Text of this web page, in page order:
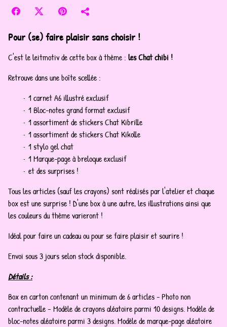
Pour (se) faire plaisir sans choisir !
C'est le leitmotiv de cette box à thème : les Chat chibi !
Retrouve dans une boîte scellée :
1 carnet A6 illustré exclusif
1 Bloc-notes grand format exclusif
1 assortiment de stickers Chat Kibrille
1 assortiment de stickers Chat Kikolle
1 stylo gel chat
1 Marque-page à breloque exclusif
et des surprises !
Tous les articles (sauf les crayons) sont réalisés par l'atelier et chaque
box est une surprise ! D'une box à une autre, les illustrations ainsi que
les couleurs du thème varieront !
Idéal pour faire un cadeau ou pour se faire plaisir et sourire !
Envoi sous 3 jours selon stock disponible.
Détails :
Box en carton contenant un minimum de 6 articles - Photo non
contractuelle – Modèle de crayons aléatoire parmi 10 designs. Modèle de
bloc-notes aléatoire parmi 3 designs. Modèle de marque-page aléatoire